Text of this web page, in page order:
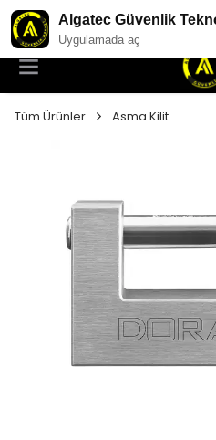
YENI NESIL GÜVENLIK
Tüm Ürünler Asma Kilit
Algatec Güvenlik
Uygulamada aç